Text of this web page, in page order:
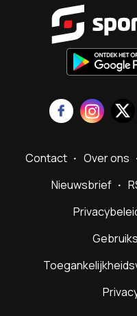
Contact Over ons
Nieuwsbrief